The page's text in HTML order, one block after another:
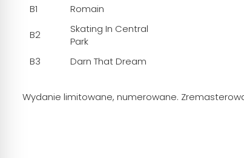
B1
Romain
B2
Skating In Central
Park
B3
Darn That Dream
Wydanie limitowane, numerowane.